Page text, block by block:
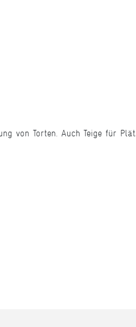
von Torten. Auch Teige für